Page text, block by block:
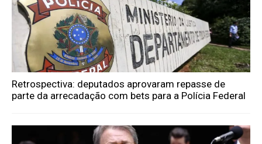
Retrospectiva: deputados aprovaram repasse de
parte da arrecadação com bets para a Polícia Federal